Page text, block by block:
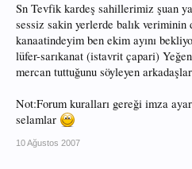
Sn Tevfik kardeş sahillerimiz şuan
sessiz sakin yerlerde balık veriminin
kanaatindeyim ben ekim ayını
lüfer-sarıkanat (istavrit çapari)
mercan tuttuğunu söyleyen
Not:Forum kuralları gereği imza
selamlar
10 Ağustos 2007